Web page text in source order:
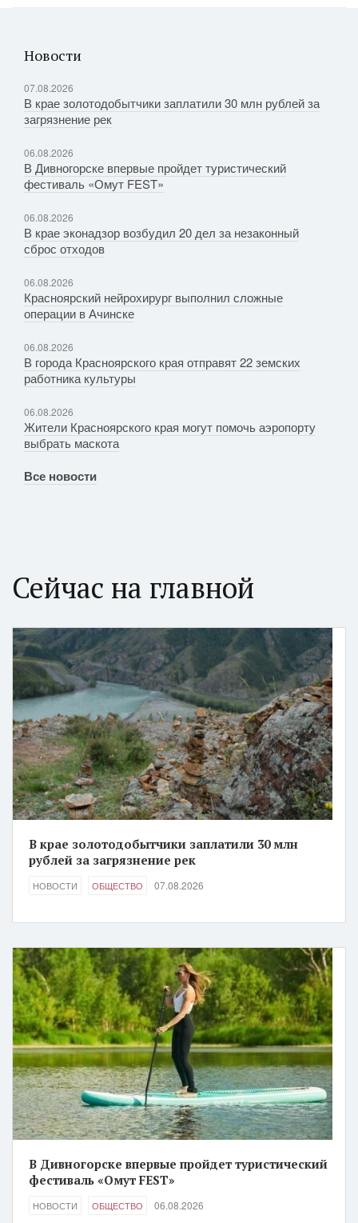
Новости
07.08.2026
В крае золотодобытчики заплатили 30 млн рублей за
загрязнение рек
06.08.2026
В Дивногорске впервые пройдет туристический
фестиваль «Омут FEST»
06.08.2026
В крае эконадзор возбудил 20 дел за незаконный
сброс отходов
06.08.2026
Красноярский нейрохирург выполнил сложные
операции в Ачинске
06.08.2026
В города Красноярского края отправят 22 земских
работника культуры
06.08.2026
Жители Красноярского края могут помочь аэропорту
выбрать маскота
Все новости
Сейчас на главной
В крае золотодобытчики заплатили 30 млн
рублей за загрязнение рек
НОВОСТИ ОБЩЕСТВО 07.08.2026
В Дивногорске впервые пройдет туристический
фестиваль «Омут FEST»
НОВОСТИ ОБЩЕСТВО 06.08.2026